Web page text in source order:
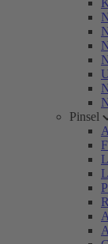
Pinsel